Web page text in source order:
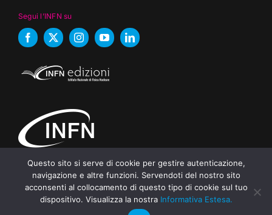
Segui l’INFN su
Dichiarazione accessibilità/ Trasparenza/Note legali
privacy & cookie policy /powered by
Questo sito si serve di cookie per gestire autenticazione,
navigazione e altre funzioni. Servendoti del nostro sito
acconsenti al collocamento di questo tipo di cookie sul tuo
dispositivo. Visualizza la nostra Informativa Estesa.